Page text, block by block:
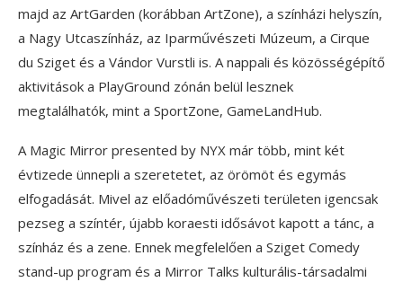
majd az ArtGarden (korábban ArtZone), a színházi helyszín,
a Nagy Utcaszínház, az Iparművészeti Múzeum, a Cirque
du Sziget és a Vándor Vurstli is. A nappali és közösségépítő
aktivitások a PlayGround zónán belül lesznek
megtalálhatók, mint a SportZone, GameLandHub.
A Magic Mirror presented by NYX már több, mint két
évtizede ünnepli a szeretetet, az örömöt és egymás
elfogadását. Mivel az előadóművészeti területen igencsak
pezseg a színtér, újabb koraesti idősávot kapott a tánc, a
színház és a zene. Ennek megfelelően a Sziget Comedy
stand-up program és a Mirror Talks kulturális-társadalmi